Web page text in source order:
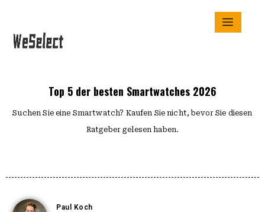
Top 5 der besten Smartwatches 2026
Suchen Sie eine Smartwatch? Kaufen Sie nicht, bevor Sie diesen
Ratgeber gelesen haben.
Paul Koch